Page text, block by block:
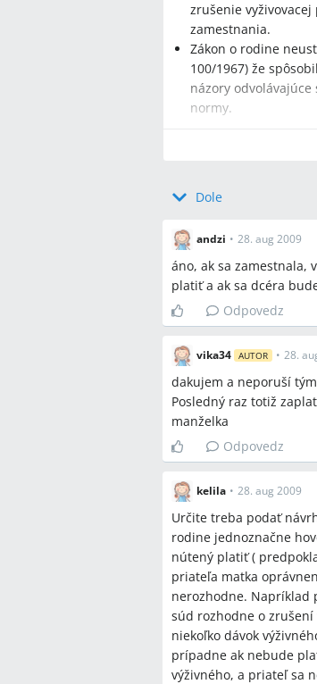
zrušenie
zamestnania.
Zákon o rodine
100/1967) že
názory
normy.
Najčastejšie
Q:Dokedy má rodič
A:Povinnosť trvá
školu a nenavštevuje
zrušenie vyživovacej
Q:
Musí rodič požiadať
bez právoplatného
Q:Môže rodič prestať
A:V diskusii odborníci
súdny návrh a v ňom
zamestnania).
Q:Ak dieťa študuje,
A:Diskutujúci uvádzali,
(príklady v diskusii
začiatku školského
posudzovaní povinnosti.
Q:Má nárok na
úrade práce?
A:Diskutovalo sa, že
je schopnosť dieťaťa sa
potvrdenie zo školy
Dole
andzi • 28. aug 2009
áno, ak sa zamestnala,
platiť a ak sa dcéra
Odpovedz
vika34 AUTOR • 28.
dakujem a neporuší
Posledný raz totiž
manželka
Odpovedz
kelila • 28. aug 2009
Určite treba podať
rodine jednoznačne
nútený platiť (
priateľa matka
nerozhodne. Napríklad
súd rozhodne o
niekoľko dávok
prípadne ak nebude
výživného, a priateľ sa